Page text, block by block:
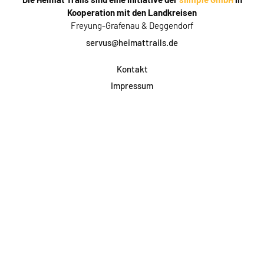
Kooperation mit den Landkreisen
Freyung-Grafenau & Deggendorf
servus@heimattrails.de
Kontakt
Impressum